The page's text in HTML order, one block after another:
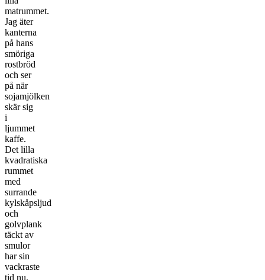
matrummet.
Jag äter
kanterna
på hans
smöriga
rostbröd
och ser
på när
sojamjölken
skär sig
i
ljummet
kaffe.
Det lilla
kvadratiska
rummet
med
surrande
kylskåpsljud
och
golvplank
täckt av
smulor
har sin
vackraste
tid nu.